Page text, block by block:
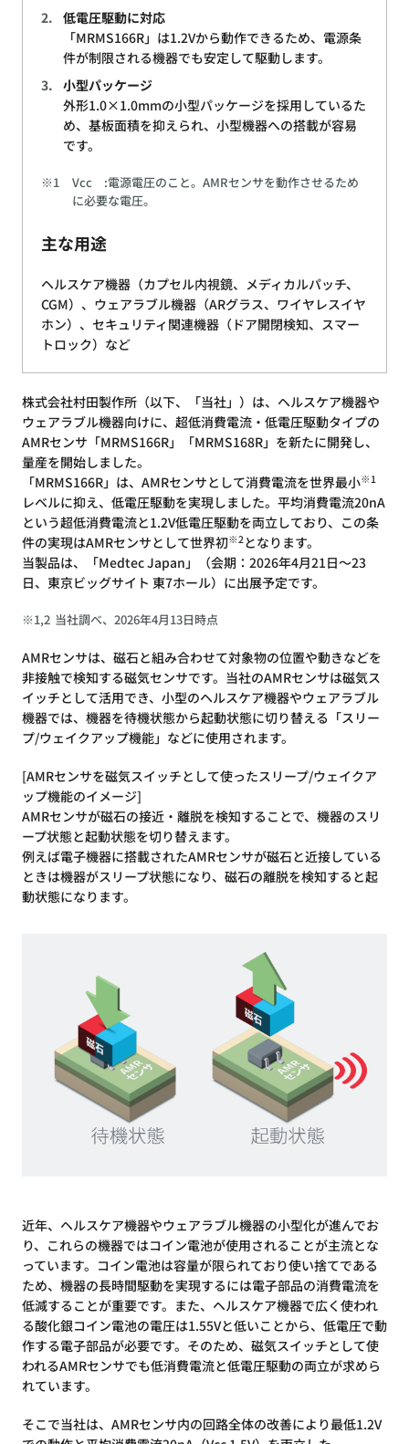
低電圧駆動に対応
「MRMS166R」は1.2Vから動作できるため、電源条
件が制限される機器でも安定して駆動します。
小型パッケージ
外形1.0×1.0mmの小型パッケージを採用しているた
め、基板面積を抑えられ、小型機器への搭載が容易
です。
※1
Vcc :電源電圧のこと。AMRセンサを動作させるため
に必要な電圧。
主な用途
ヘルスケア機器（カプセル内視鏡、メディカルパッチ、
CGM）、ウェアラブル機器（ARグラス、ワイヤレスイヤ
ホン）、セキュリティ関連機器（ドア開閉検知、スマー
トロック）など
株式会社村田製作所（以下、「当社」）は、ヘルスケア機器や
ウェアラブル機器向けに、超低消費電流・低電圧駆動タイプの
AMRセンサ「MRMS166R」「MRMS168R」を新たに開発し、
量産を開始しました。
「MRMS166R」は、AMRセンサとして消費電流を世界最小※1
レベルに抑え、低電圧駆動を実現しました。平均消費電流20nA
という超低消費電流と1.2V低電圧駆動を両立しており、この条
件の実現はAMRセンサとして世界初※2 となります。
当製品は、「Medtec Japan」（会期：2026年4月21日～23
日、東京ビッグサイト 東7ホール）に出展予定です。
※1,2 当社調べ、2026年4月13日時点
AMRセンサは、磁石と組み合わせて対象物の位置や動きなどを
非接触で検知する磁気センサです。当社のAMRセンサは磁気ス
イッチとして活用でき、小型のヘルスケア機器やウェアラブル
機器では、機器を待機状態から起動状態に切り替える「スリー
プ/ウェイクアップ機能」などに使用されます。
[AMRセンサを磁気スイッチとして使ったスリープ/ウェイクア
ップ機能のイメージ]
AMRセンサが磁石の接近・離脱を検知することで、機器のスリ
ープ状態と起動状態を切り替えます。
例えば電子機器に搭載されたAMRセンサが磁石と近接している
ときは機器がスリープ状態になり、磁石の離脱を検知すると起
動状態になります。
近年、ヘルスケア機器やウェアラブル機器の小型化が進んでお
り、これらの機器ではコイン電池が使用されることが主流とな
っています。コイン電池は容量が限られており使い捨てである
ため、機器の長時間駆動を実現するには電子部品の消費電流を
低減することが重要です。また、ヘルスケア機器で広く使われ
る酸化銀コイン電池の電圧は1.55Vと低いことから、低電圧で動
作する電子部品が必要です。そのため、磁気スイッチとして使
われるAMRセンサでも低消費電流と低電圧駆動の両立が求めら
れています。
そこで当社は、AMRセンサ内の回路全体の改善により最低1.2V